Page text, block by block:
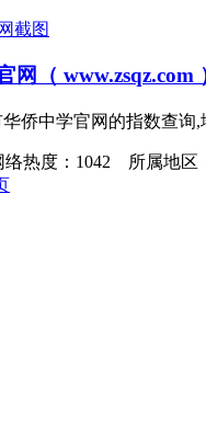
网（ www.zsqz.com
华侨中学官网的指数查
热度：1042 所属地区